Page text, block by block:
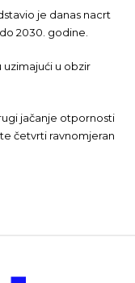
je danas nacrt
2030. godine.
uzimajući u obzir
jačanje otpornosti
četvrti ravnomjeran